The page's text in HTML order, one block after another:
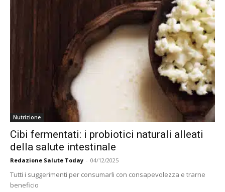
Nutrizione
Cibi fermentati: i probiotici naturali alleati
della salute intestinale
Redazione Salute Today - 04/12/2025
Tutti i suggerimenti per consumarli con consapevolezza e trarne
beneficio